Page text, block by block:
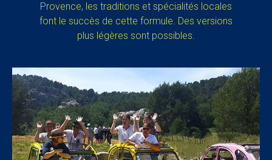
Provence, les traditions et spécialités locales
font le succès de cette formule. Des versions
plus légères sont possibles.